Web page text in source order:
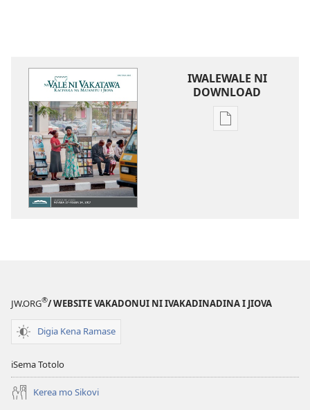
IWALEWALE NI
DOWNLOAD
Sala
VAKATAWA
Okotova 2017
JW.ORG®/ WEBSITE VAKADONUI NI IVAKADINADINA I JIOVA
Digia Kena Ramase
iSema Totolo
Kerea mo Sikovi